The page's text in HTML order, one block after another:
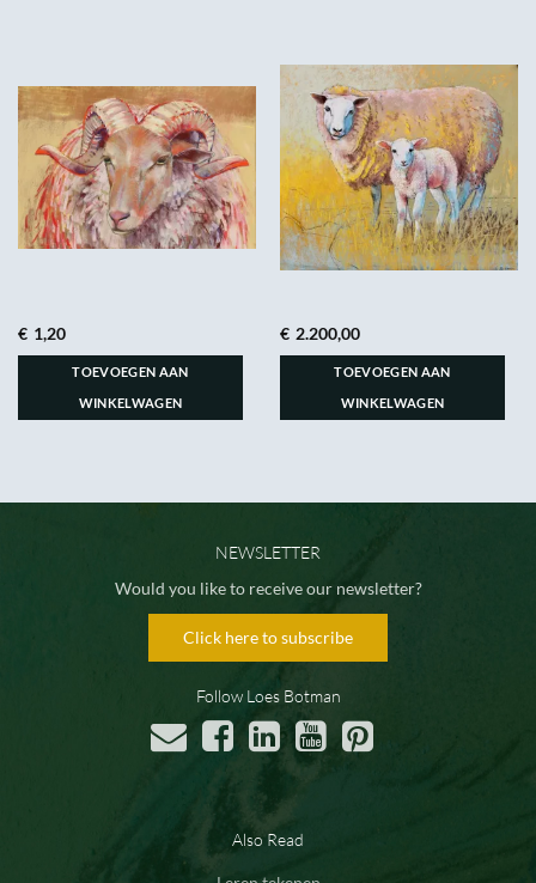
€ 1,20
TOEVOEGEN AAN
WINKELWAGEN
€ 2.200,00
TOEVOEGEN AAN
WINKELWAGEN
NEWSLETTER
Would you like to receive our newsletter?
Click here to subscribe
Follow Loes Botman
Also Read